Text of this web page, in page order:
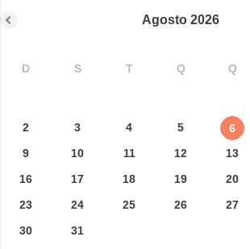
Agosto 2026
D S T Q Q
2
3 4 5 6
9
10 11 12 13
16
17 18 19 20
23
24 25 26 27
30
31